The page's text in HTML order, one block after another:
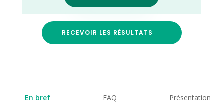
RECEVOIR LES RÉSULTATS
En bref FAQ Présentation